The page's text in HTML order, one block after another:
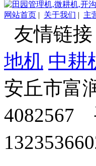
网站首页 | 关于我们 | 主
友情链接
地机 中耕
安丘市富
4082567